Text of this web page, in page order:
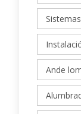
Ande